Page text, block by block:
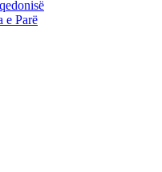
e Parë